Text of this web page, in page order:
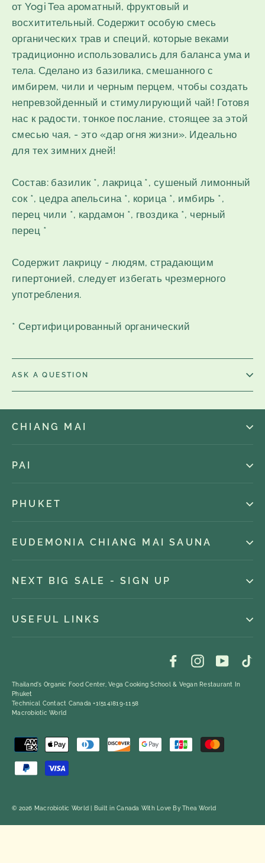
от Yogi Tea ароматный, фруктовый и
восхитительный. Содержит особую смесь
органических трав и специй, которые веками
традиционно использовались для баланса ума и
тела. Сделано из базилика, смешанного с
имбирем, чили и черным перцем, чтобы создать
непревзойденный и стимулирующий чай! Готовя
нас к радости, тонкое послание, стоящее за этой
смесью чая, - это «дар огня жизни». Идеально
для тех зимних дней!
Состав: базилик *, лакрица *, сушеный лимонный
сок *, цедра апельсина *, корица *, имбирь *,
перец чили *, кардамон *, гвоздика *, черный
перец *
Содержит лакрицу - людям, страдающим
гипертонией, следует избегать чрезмерного
употребления.
* Сертифицированный органический
ASK A QUESTION
CHIANG MAI
PAI
PHUKET
EUDEMONIA CHIANG MAI SAUNA
NEXT BIG SALE - SIGN UP
USEFUL LINKS
FacebookInstagram
Thailand's Organic Food Center, Vega Cooking School & Vegan Restaurant In
Phuket
Technical Contact Canada +1(514)819-1158
Macrobiotic World
© 2026 Macrobiotic World | Built in Canada With Love ByThea World